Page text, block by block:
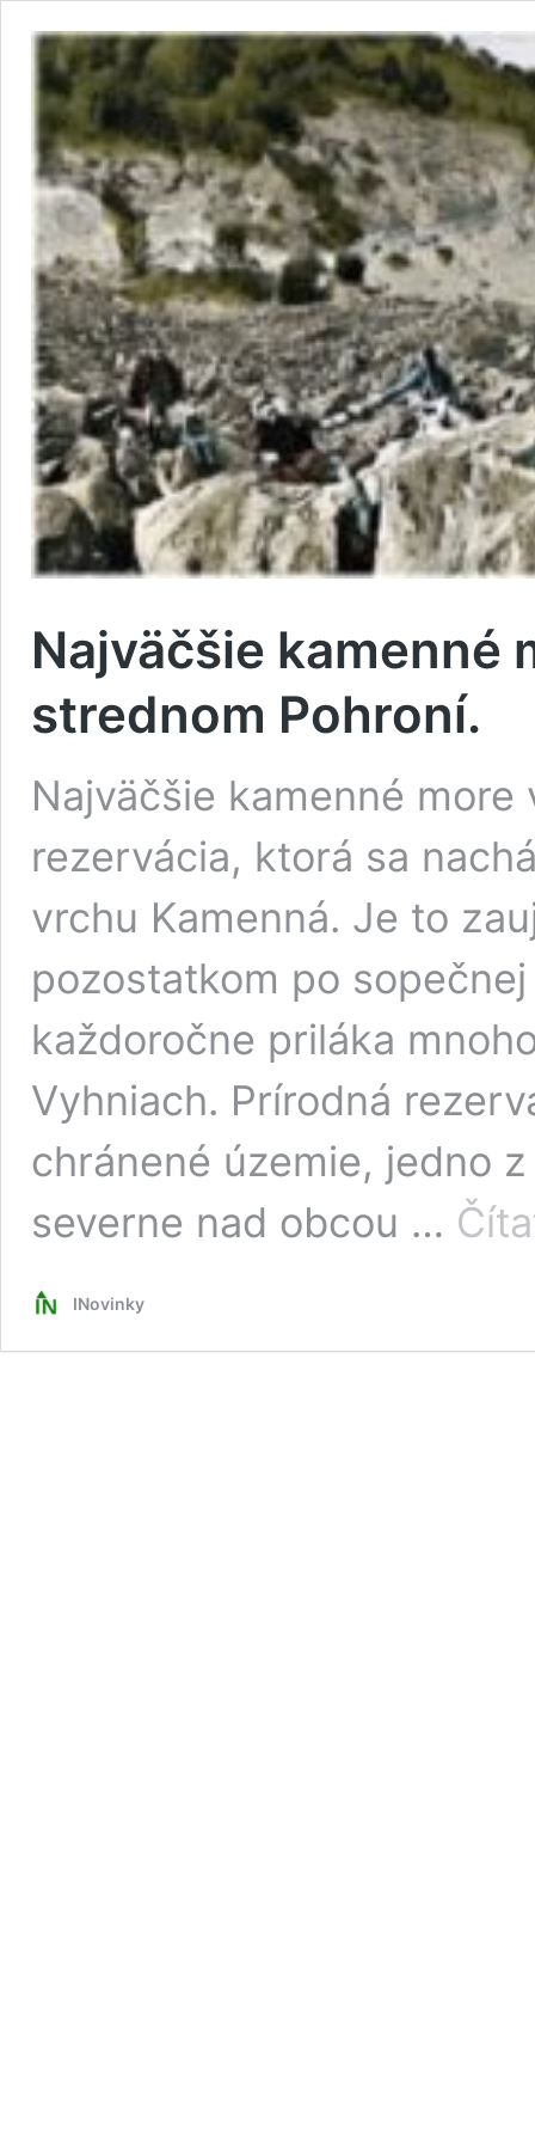
Najväčšie kamenné
strednom Pohroní.
Najväčšie kamenné
rezervácia, ktorá sa
vrchu Kamenná. Je to
pozostatkom po
každoročne priláka
Vyhniach. Prírodná
chránené územie, jedno
severne nad obcou …
INovinky